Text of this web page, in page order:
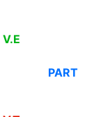
V.E
PART